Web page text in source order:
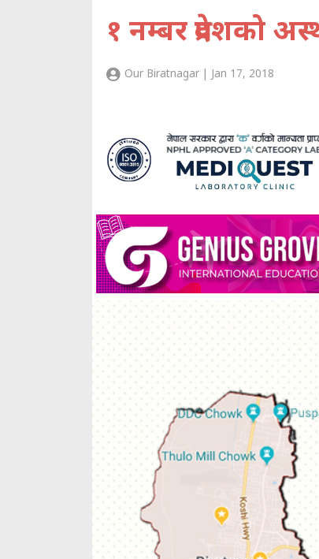
१ नम्बर प्रदेशको
Our Biratnagar | Jan 17, 2018